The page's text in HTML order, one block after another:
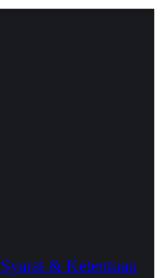
Syarat & Ketentuan